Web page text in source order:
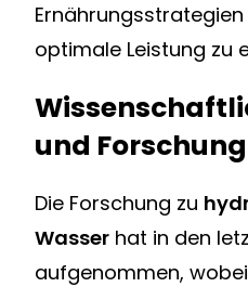
optimale Leistung zu
und Forschung
Die Forschung zu
Wasser hat in den
aufgenommen,